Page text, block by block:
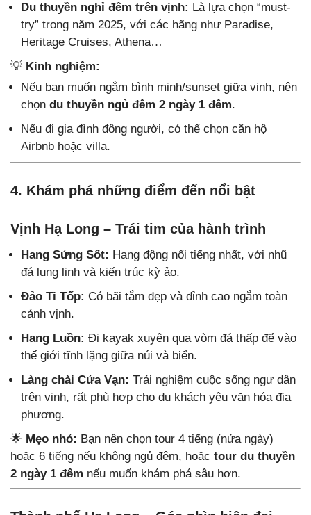
Du thuyền nghỉ đêm trên vịnh: Là lựa chọn “must-
try” trong năm 2025, với các hãng như Paradise,
Heritage Cruises, Athena…
💡 Kinh nghiệm:
Nếu bạn muốn ngắm bình minh/sunset giữa vịnh, nên
chọn du thuyền ngủ đêm 2 ngày 1 đêm.
Nếu đi gia đình đông người, có thể chọn căn hộ
Airbnb hoặc villa.
4. Khám phá những điểm đến nổi bật
Vịnh Hạ Long – Trái tim của hành trình
Hang Sửng Sốt: Hang động nổi tiếng nhất, với nhũ
đá lung linh và kiến trúc kỳ ảo.
Đảo Ti Tốp: Có bãi tắm đẹp và đỉnh cao ngắm toàn
cảnh vịnh.
Hang Luồn: Đi kayak xuyên qua vòm đá thấp để vào
thế giới tĩnh lặng giữa núi và biển.
Làng chài Cửa Vạn: Trải nghiệm cuộc sống ngư dân
trên vịnh, rất phù hợp cho du khách yêu văn hóa địa
phương.
🌟 Mẹo nhỏ: Bạn nên chọn tour 4 tiếng (nửa ngày)
hoặc 6 tiếng nếu không ngủ đêm, hoặc tour du thuyền
2 ngày 1 đêm nếu muốn khám phá sâu hơn.